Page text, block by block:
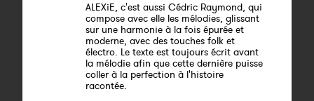
ALEXiE, c'est aussi Cédric Raymond, qui
compose avec elle les mélodies, glissant
sur une harmonie à la fois épurée et
moderne, avec des touches folk et
électro. Le texte est toujours écrit avant
la mélodie afin que cette dernière puisse
coller à la perfection à l'histoire
racontée.